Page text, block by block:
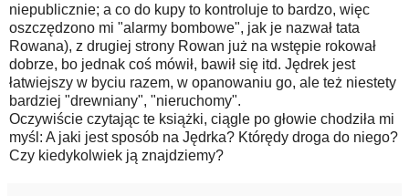
niepublicznie; a co do kupy to kontroluje to bardzo, więc
oszczędzono mi "alarmy bombowe", jak je nazwał tata
Rowana), z drugiej strony Rowan już na wstępie rokował
dobrze, bo jednak coś mówił, bawił się itd. Jędrek jest
łatwiejszy w byciu razem, w opanowaniu go, ale też niestety
bardziej "drewniany", "nieruchomy".
Oczywiście czytając te książki, ciągle po głowie chodziła mi
myśl: A jaki jest sposób na Jędrka? Którędy droga do niego?
Czy kiedykolwiek ją znajdziemy?